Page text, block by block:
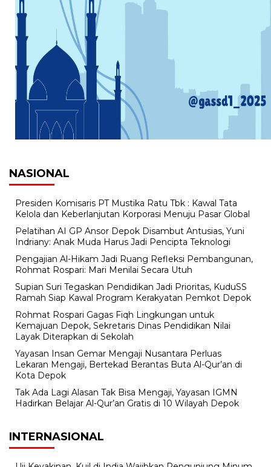
NASIONAL
Presiden Komisaris PT Mustika Ratu Tbk : Kawal Tata
Kelola dan Keberlanjutan Korporasi Menuju Pasar Global
Pelatihan AI GP Ansor Depok Disambut Antusias, Yuni
Indriany: Anak Muda Harus Jadi Pencipta Teknologi
Pengajian Al-Hikam Jadi Ruang Refleksi Pembangunan,
Rohmat Rospari: Mari Menilai Secara Utuh
Supian Suri Tegaskan Pendidikan Jadi Prioritas, KuduSS
Ramah Siap Kawal Program Kerakyatan Pemkot Depok
Rohmat Rospari Gagas Fiqh Lingkungan untuk
Kemajuan Depok, Sekretaris Dinas Pendidikan Nilai
Layak Diterapkan di Sekolah
Yayasan Insan Gemar Mengaji Nusantara Perluas
Lekaran Mengaji, Bertekad Berantas Buta Al-Qur’an di
Kota Depok
Tak Ada Lagi Alasan Tak Bisa Mengaji, Yayasan IGMN
Hadirkan Belajar Al-Qur’an Gratis di 10 Wilayah Depok
INTERNASIONAL